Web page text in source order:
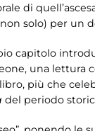
di
solo) per un
capitolo
una lettura
più che
del periodo